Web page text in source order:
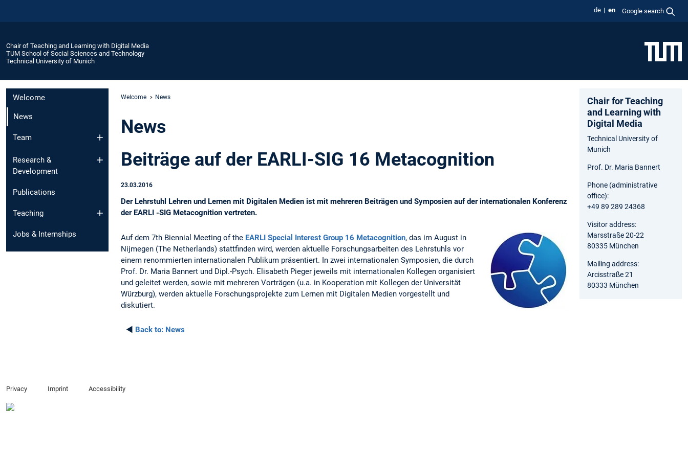
de en Google search
Chair of Teaching and Learning with Digital Media
TUM School of Social Sciences and Technology
Technical University of Munich
Welcome
News
Team
Research &
Development
Publications
Teaching
Jobs & Internships
Welcome News
News
Beiträge auf der EARLI-SIG 16 Metacognition
23.03.2016
Der Lehrstuhl Lehren und Lernen mit Digitalen Medien ist mit mehreren Beiträgen und Symposien auf der internationalen Konferenz
der EARLI -SIG Metacognition vertreten.
Auf dem 7th Biennial Meeting of the EARLI Special Interest Group 16 Metacognition, das im August in
Nijmegen (The Netherlands) stattfinden wird, werden aktuelle Forschungsarbeiten des Lehrstuhls vor
einem renommierten internationalen Publikum präsentiert. In zwei internationalen Symposien, die durch
Prof. Dr. Maria Bannert und Dipl.-Psych. Elisabeth Pieger jeweils mit internationalen Kollegen organisiert
und geleitet werden, sowie mit mehreren Vorträgen (u.a. in Kooperation mit Kollegen der Universität
Würzburg), werden aktuelle Forschungsprojekte zum Lernen mit Digitalen Medien vorgestellt und
diskutiert.
◄ Back to: News
Chair for Teaching
and Learning with
Digital Media
Technical University of
Munich
Prof. Dr. Maria Bannert
Phone (administrative
office):
+49 89 289 24368
Visitor address:
Marsstraße 20-22
80335 München
Mailing address:
Arcisstraße 21
80333 München
Privacy Imprint Accessibility